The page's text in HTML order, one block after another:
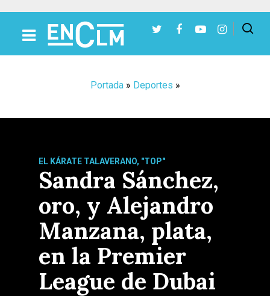
Portada» Deportes »
EL KÁRATE TALAVERANO, "TOP"
Sandra Sánchez,
oro, y Alejandro
Manzana, plata,
en la Premier
League de Dubai